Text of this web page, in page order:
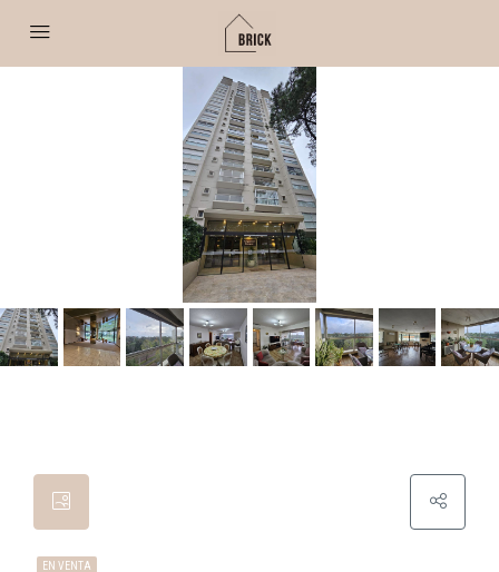
EN VENTA